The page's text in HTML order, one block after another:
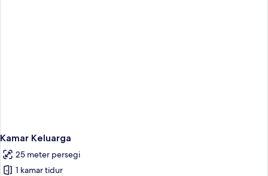
Kamar Keluarga
25 meter persegi
1 kamar tidur